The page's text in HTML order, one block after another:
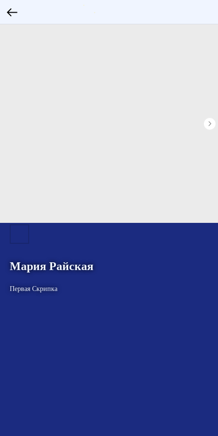
Мария Райская
Первая Скрипка